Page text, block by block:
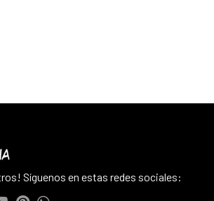
Síguenos en estas redes sociales: